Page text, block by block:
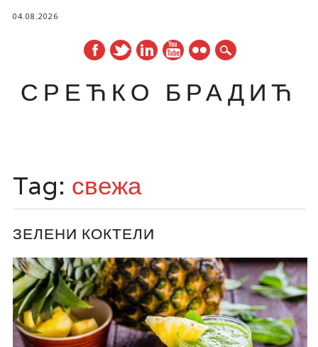
04.08.2026
СРЕЋКО БРАДИЋ
content
Tag: свежа
ЗЕЛЕНИ КОКТЕЛИ